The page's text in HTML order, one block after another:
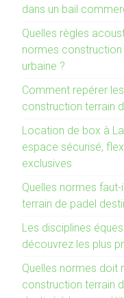
dans un bail
Quelles règles
normes
urbaine ?
Comment repérer
construction terrain
Location de box à
espace sécurisé,
exclusives
Quelles normes
terrain de padel
Les disciplines
découvrez les plus
Quelles normes doit
construction terrain